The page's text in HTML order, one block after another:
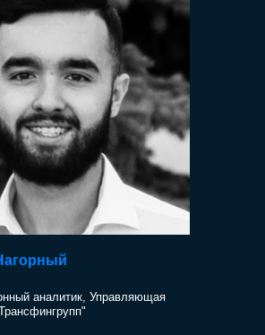
аналитик, Управляющая